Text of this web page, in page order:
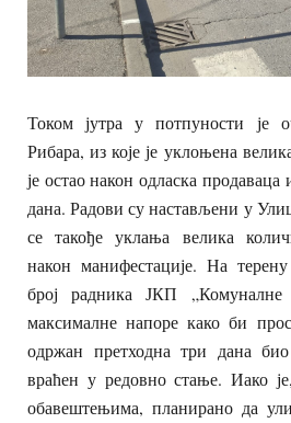
Током јутра у потпуности је
Рибара, из које је уклоњена
је остао након одласка
дана. Радови су настављени у
се такође уклања велика
након манифестације. На
број радника ЈКП „Комуналне
максималне напоре како би
одржан претходна три дана
враћен у редовно стање. Иако
обавештењима, планирано да